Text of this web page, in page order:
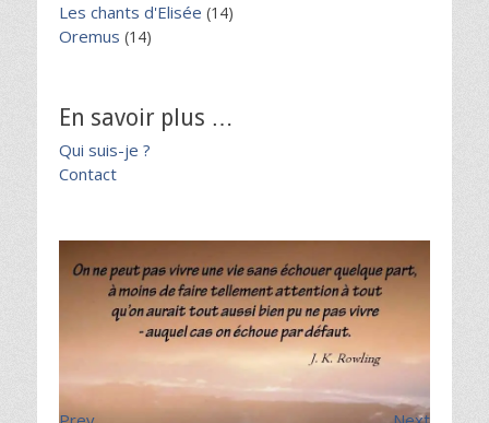
Les chants d'Elisée (14)
Oremus (14)
En savoir plus …
Qui suis-je ?
Contact